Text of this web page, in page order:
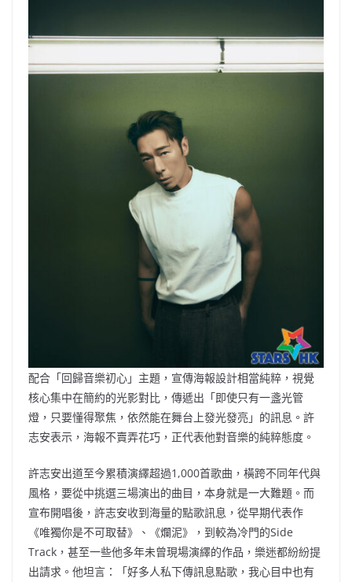
配合「回歸音樂初心」主題，宣傳海報設計相當純粹，視覺
核心集中在簡約的光影對比，傳遞出「即使只有一盞光管
燈，只要懂得聚焦，依然能在舞台上發光發亮」的訊息。許
志安表示，海報不賣弄花巧，正代表他對音樂的純粹態度。
許志安出道至今累積演繹超過1,000首歌曲，橫跨不同年代與
風格，要從中挑選三場演出的曲目，本身就是一大難題。而
宣布開唱後，許志安收到海量的點歌訊息，從早期代表作
《唯獨你是不可取替》、《爛泥》，到較為冷門的Side
Track，甚至一些他多年未曾現場演繹的作品，樂迷都紛紛提
出請求。他坦言：「好多人私下傳訊息點歌，我心目中也有